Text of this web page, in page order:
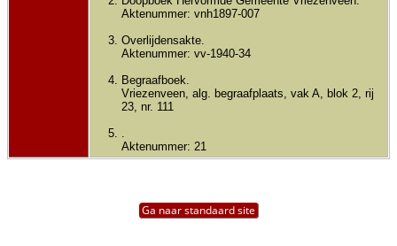
Aktenummer: vnh1897-007
Overlijdensakte.
Aktenummer: vv-1940-34
Begraafboek.
Vriezenveen, alg. begraafplaats, vak A, blok 2, rij
23, nr. 111
Aktenummer: 21
Ga naar standaard site